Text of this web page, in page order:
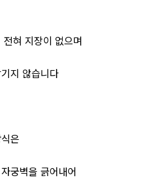
혀 지장이 없으며
지 않습니다
은
궁벽을 긁어내어